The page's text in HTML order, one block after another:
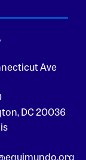
Ave
DC 20036